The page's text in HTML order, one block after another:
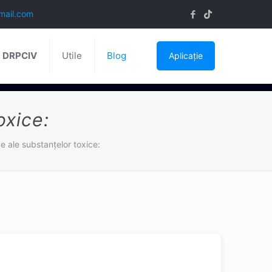
Utile Blog Aplicație
ale substanţelor toxice: